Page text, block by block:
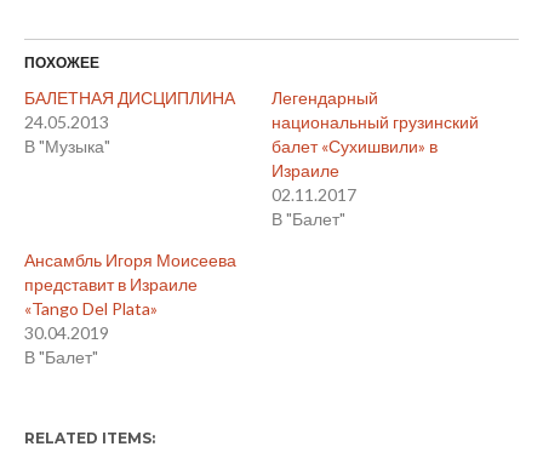
ПОХОЖЕЕ
БАЛЕТНАЯ ДИСЦИПЛИНА
24.05.2013
В "Музыка"
Легендарный
национальный грузинский
балет «Сухишвили» в
Израиле
02.11.2017
В "Балет"
Ансамбль Игоря Моисеева
представит в Израиле
«Tango Del Plata»
30.04.2019
В "Балет"
RELATED ITEMS: